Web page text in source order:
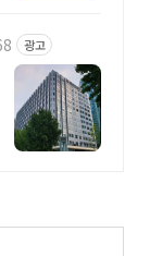
광고